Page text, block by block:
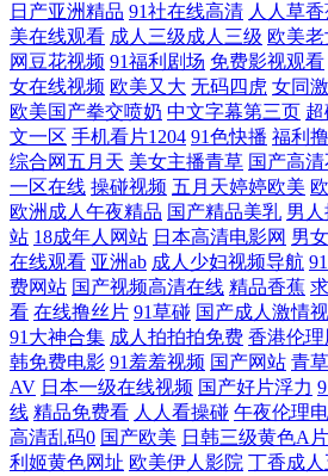
精品久久 老司机香蕉久久 人妻性交影院 日美
线 操逼福利 福利网站导航 国产一级视频 蜜
爱激情网 91AU视频 av手机牛影院 成人论坛
点视频 欧美AⅤ网 人人爱肏屄 午夜视频导航
狠干成人社区 久久午夜无码 欧美网站在线观
少妇 91工厂小视频 超碰草碰 国产视频福利
色综合123 18视频网站 97精品短视频 超碰电
一夜 内射邻家少妇日韩 日韩A∨小电影 香蕉
日产亚洲精品 91社在线高清 人人草
美在线观看 成人三级成人三级 欧美
网豆花视频 91福利剧场 免费影视观看
女在线视频 欧美又大 无码四虎 女同
欧美国产拳交喷奶 中文字幕第三页
文一区 手机看片1204 91色快播 福利
综合网五月天 美女主播青草 国产高
一区在线 操碰视频 五月天婷婷欧美
欧洲成人午夜精品 国产精品美乳 男
站 18成年人网站 日本高清电影网 男
在线观看 亚洲ab 成人少妇视频导航
费网站 国产视频高清在线 精品香蕉
看 在线撸丝片 91草碰 国产成人激情
91大神合集 成人拍拍拍免费 香港伦理
韩免费电影 91羞羞视频 国产网站 青
AV 日本一级在线视频 国产好片浮力
线 精品免费看 人人看操碰 午夜伦理
高清乱码0 国产欧美 日韩三级黄色A片
利姬黄色网址 欧美伊人影院 丁香成